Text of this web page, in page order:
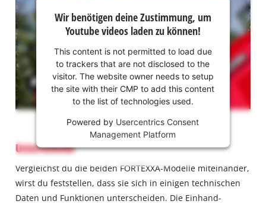
Wir
benötigen
deine
Zustimmung,
um Youtube
laden zu
können!
This
not
to
load
due
Wir benötigen deine Zustimmung, um
Youtube videos laden zu können!
This content is not permitted to load due
to trackers that are not disclosed to the
visitor. The website owner needs to setup
the site with their CMP to add this content
to the list of technologies used.
Powered by Usercentrics Consent
Management Platform
Unterschiede
Vergleichst du die beiden FORTEXXA-Modelle miteinander,
wirst du feststellen, dass sie sich in einigen technischen
Daten und Funktionen unterscheiden. Die Einhand-